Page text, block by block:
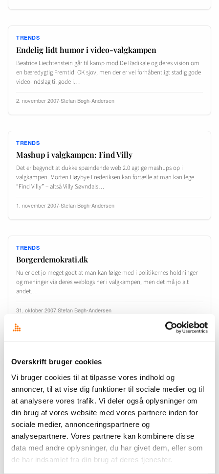
Overskrift bruger cookies
Vi bruger cookies til at tilpasse vores indhold og
annoncer, til at vise dig funktioner til sociale medier og til
at analysere vores trafik. Vi deler også oplysninger om
din brug af vores website med vores partnere inden for
sociale medier, annonceringspartnere og
analysepartnere. Vores partnere kan kombinere disse
data med andre oplysninger, du har givet dem, eller som
de har indsamlet fra din brug af deres tjenester.
TRENDS
Endelig lidt humor i video-valgkampen
Beatrice Liechtenstein går til kamp mod De Radikale og deres vision om
en bæredygtig Fremtid: OK sjov, men der er vel forhåbentligt stadig gode
video-indslag til gode i…
2. november 2007·Stefan Bøgh-Andersen
TRENDS
Mashup i valgkampen: Find Villy
Det er begyndt at dukke spændende web 2.0 agtige mashups op i
valgkampen. Morten Høybye Frederiksen kan fortælle at man kan lege
“Find Villy” – altså Villy Søvndals…
1. november 2007·Stefan Bøgh-Andersen
TRENDS
Borgerdemokrati.dk
Nu er det jo meget godt at man kan følge med i politikernes holdninger
og meninger via deres weblogs her i valgkampen, men det må jo alt
andet…
31. oktober 2007·Stefan Bøgh-Andersen
TV2 valgbussen har sin egen blog
Kan en bus have sin egen blog? Åbenbart! Meningen er: TV 2’s valgbus er
igennem hele valgkampen på vælgernes side og opsøger de steder, hvor
de store spørgsmål…
31. oktober 2007·Stefan Bøgh-Andersen
TRENDS